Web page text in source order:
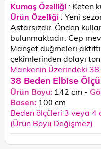
Kumaş Özelliği : Keten
Ürün Özelliği : Yeni
Astarsızdır. Önden
bulunmaktadır. Cep
Manşet düğmeleri
çekimlerinden dolayı ton
Mankenin Üzerindeki 38
38 Beden Elbise
Ürün Boyu: 142 cm -
Basen: 100 cm
Beden ölçüleri 3 veya 4
(Ürün Boyu Değişmez)